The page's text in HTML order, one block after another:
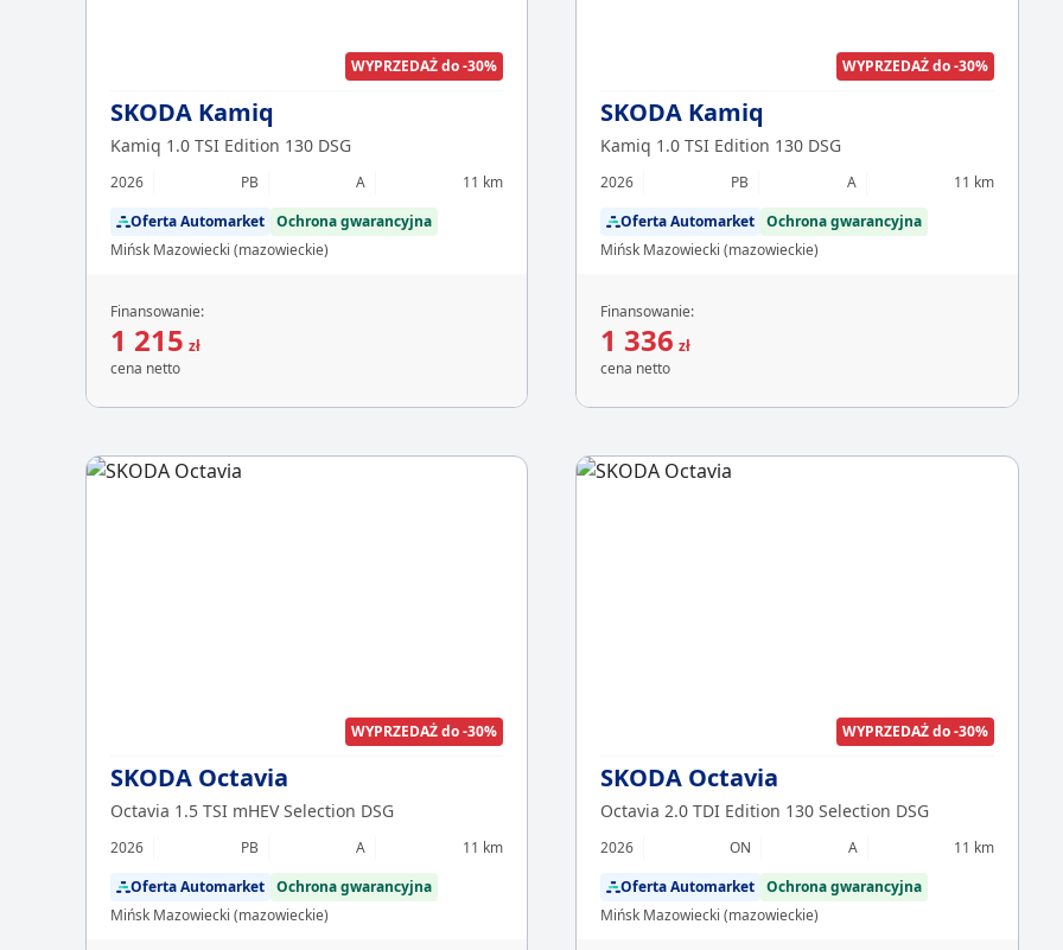
WYPRZEDAŻ do -30%
SKODA Kamiq
Kamiq 1.0 TSI Edition 130 DSG
2026 PB A
11 km
Oferta Automarket Ochrona gwarancyjna
Mińsk Mazowiecki (mazowieckie)
Finansowanie:
1 215 zł
cena netto
WYPRZEDAŻ do -30%
SKODA Kamiq
Kamiq 1.0 TSI Edition 130 DSG
2026 PB A
11 km
Oferta Automarket
Ochrona gwarancyjna
Mińsk Mazowiecki (mazowieckie)
Finansowanie:
1 336 zł
cena netto
WYPRZEDAŻ do -30%
SKODA Octavia
Octavia 1.5 TSI mHEV Selection DSG
2026 PB A
11 km
Oferta Automarket Ochrona gwarancyjna
Mińsk Mazowiecki (mazowieckie)
WYPRZEDAŻ do -30%
SKODA Octavia
Octavia 2.0 TDI Edition 130 Selection DSG
2026 ON A
11 km
Oferta Automarket
Ochrona gwarancyjna
Mińsk Mazowiecki (mazowieckie)